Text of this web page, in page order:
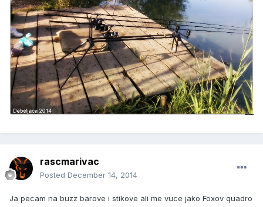
rascmarivac
Posted December 14, 2014
Ja pecam na buzz barove i stikove ali me vuce jako Foxov quadro